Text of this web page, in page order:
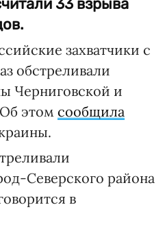
33 взрыва
захватчики с
обстреливали
Черниговской и
этом сообщила
Северского района
в